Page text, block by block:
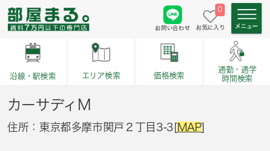
お問い合わせ
0
お気に入り
沿線・駅検索 エリア検索 価格検索
通勤・通学
時間検索
カーサディＭ
住所：東京都多摩市関戸２丁目3-3[MAP]